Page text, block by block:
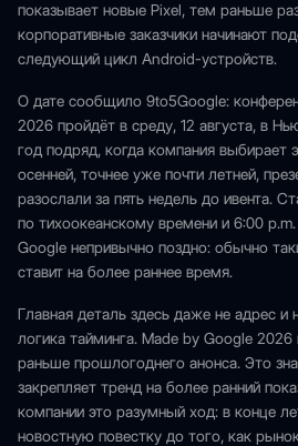
показывает новые Pixel, тем раньше
корпоративные заказчики начинают
следующий цикл Android-устройств.
О дате сообщило 9to5Google:
2026 пройдёт в среду, 12 августа, в
год подряд, когда компания выбирает
осенней, точнее уже почти летней,
разослали за пять недель до ивента.
по тихоокеанскому времени и 6:00
Google непривычно поздно: обычно
ставит на более раннее время.
Главная деталь здесь даже не адрес и
логика тайминга. Made by Google
раньше прошлогоднего анонса. Это
закрепляет тренд на более ранний
компании это разумный ход: в конце
новостную повестку до того, как